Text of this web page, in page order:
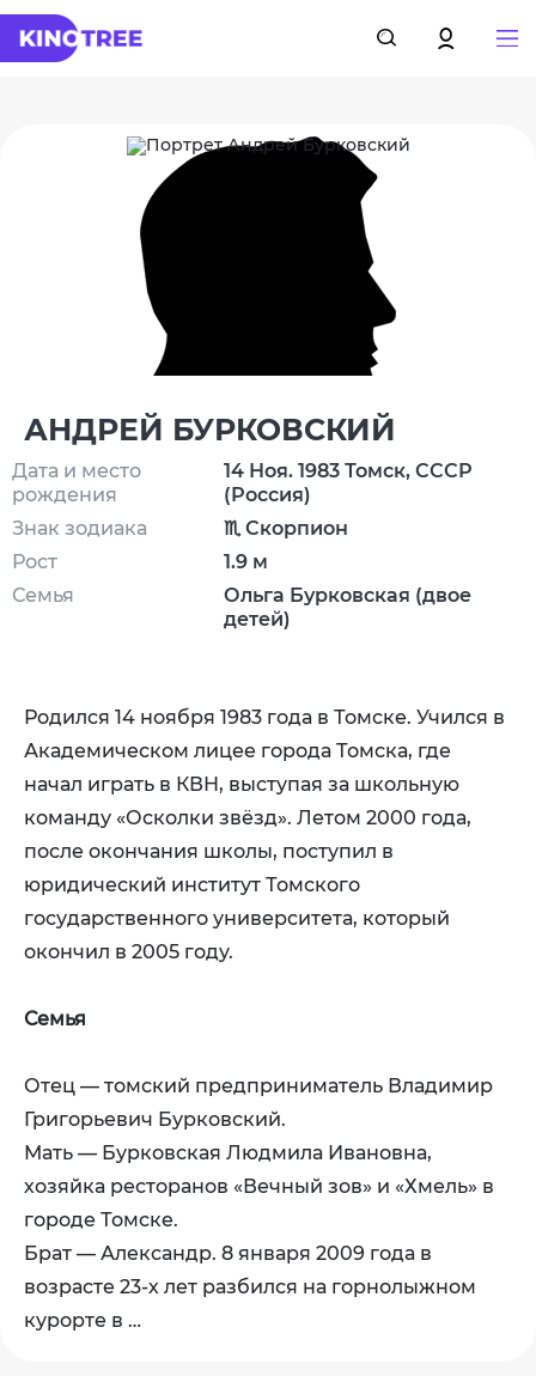
АНДРЕЙ БУРКОВСКИЙ
Дата и место
рождения
Знак зодиака
Рост
Семья
14 Ноя. 1983 Томск, СССР
(Россия)
♏ Скорпион
1.9 м
Ольга Бурковская (двое
детей)
Родился 14 ноября 1983 года в Томске. Учился в
Академическом лицее города Томска, где
начал играть в КВН, выступая за школьную
команду «Осколки звёзд». Летом 2000 года,
после окончания школы, поступил в
юридический институт Томского
государственного университета, который
окончил в 2005 году.
Семья
Отец — томский предприниматель Владимир
Григорьевич Бурковский.
Мать — Бурковская Людмила Ивановна,
хозяйка ресторанов «Вечный зов» и «Хмель» в
городе Томске.
Брат — Александр. 8 января 2009 года в
возрасте 23-х лет разбился на горнолыжном
курорте в …